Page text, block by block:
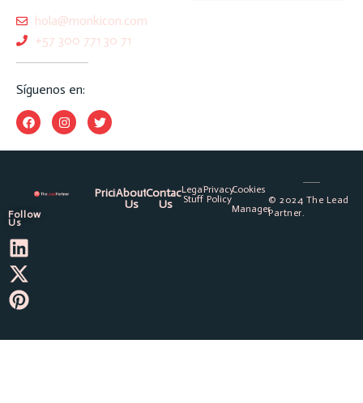
hola@monkicon.com
+57 300 771 30 71
Síguenos en:
Follow
Us
PricingAbout
Us
Contact
Us
Legal
Stuff
Privacy
Policy
Cookies
Manager
© 2024 The Lead
Partner.